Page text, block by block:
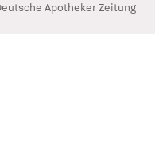
Apotheker Zeitung